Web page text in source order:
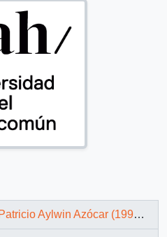
Aylwin Azócar (1990-1994)